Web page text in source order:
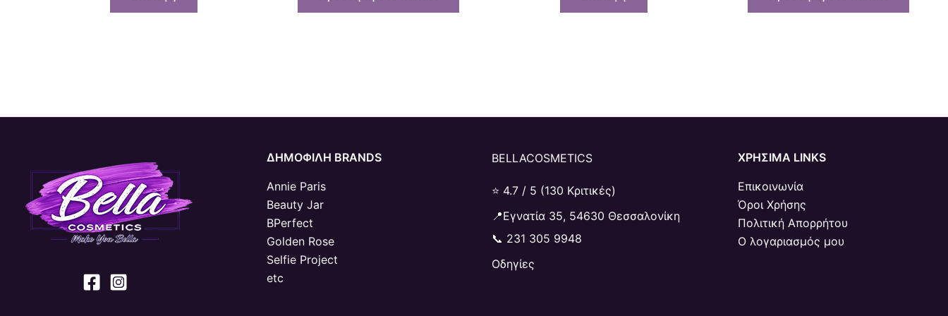
ΔΗΜΟΦΙΛΗ BRANDS
Annie Paris
Beauty Jar
BPerfect
Golden Rose
Selfie Project
etc
BELLACOSMETICS
⭐ 4.7 / 5 (130 Κριτικές)
📍Εγνατία 35, 54630 Θεσσαλονίκη
📞 231 305 9948
Οδηγίες
ΧΡΗΣΙΜΑ LINKS
Επικοινωνία
Όροι Χρήσης
Πολιτική Απορρήτου
Ο λογαριασμός μου